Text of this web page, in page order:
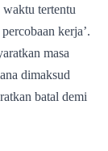
tertentu
kerja’.
masa
dimaksud
batal demi